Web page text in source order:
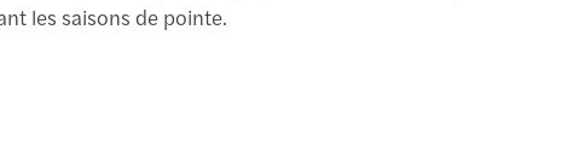
les saisons de pointe.